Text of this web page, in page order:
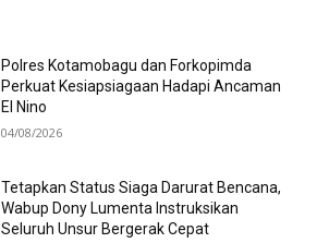
Polres Kotamobagu dan Forkopimda
Perkuat Kesiapsiagaan Hadapi Ancaman
El Nino
04/08/2026
Tetapkan Status Siaga Darurat Bencana,
Wabup Dony Lumenta Instruksikan
Seluruh Unsur Bergerak Cepat